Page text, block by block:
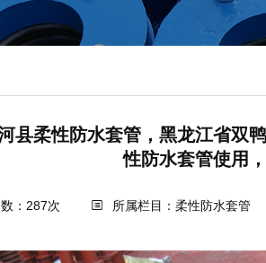
县柔性防水套管，黑龙江省双
性防水套管使用
：287次 所属栏目：柔性防水套管